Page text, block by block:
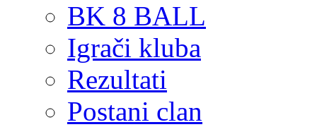
BK 8 BALL
Igrači kluba
Rezultati
Postani clan